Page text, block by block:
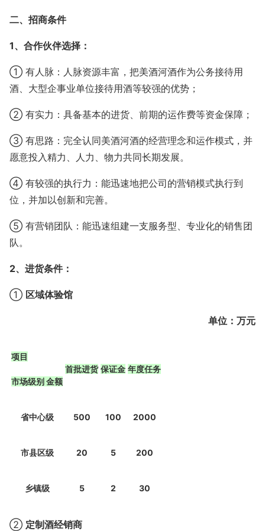
二、招商条件
1、合作伙伴选择：
① 有人脉：人脉资源丰富，把美酒河酒作为公务接待用
酒、大型企事业单位接待用酒等较强的优势；
② 有实力：具备基本的进货、前期的运作费等资金保障；
③ 有思路：完全认同美酒河酒的经营理念和运作模式，并
愿意投入精力、人力、物力共同长期发展。
④ 有较强的执行力：能迅速地把公司的营销模式执行到
位，并加以创新和完善。
⑤ 有营销团队：能迅速组建一支服务型、专业化的销售团
队。
2、进货条件：
① 区域体验馆
单位：万元
项目
市场级别 金额
首批进货 保证金 年度任务
省中心级 500 100 2000
市县区级 20 5 200
乡镇级 5 2 30
② 定制酒经销商